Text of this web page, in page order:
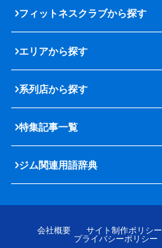
フィットネスクラブから探す
エリアから探す
系列店から探す
特集記事一覧
ジム関連用語辞典
会社概要 サイト制作ポリシー
プライバシーポリシー